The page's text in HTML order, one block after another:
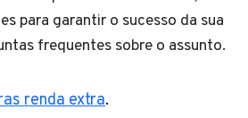
para garantir o sucesso da sua
frequentes sobre o assunto.
renda extra.